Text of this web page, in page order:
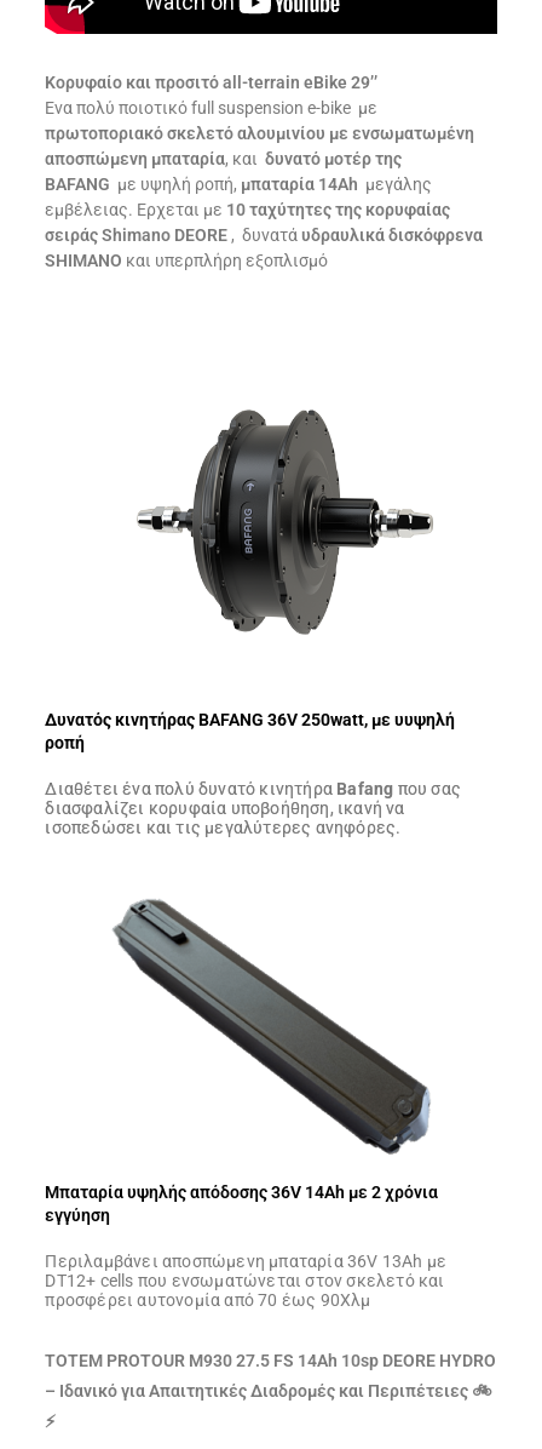
Κορυφαίο και προσιτό all-terrain eBike 29’’
Eνα πολύ ποιοτικό full suspension e-bike με
πρωτοποριακό σκελετό αλουμινίου με ενσωματωμένη
αποσπώμενη μπαταρία, καιδυνατό μοτέρ της
BAFANG με υψηλή ροπή, μπαταρία 14Ah μεγάλης
εμβέλειας. Ερχεται με 10ταχύτητες της κορυφαίας
σειράς Shimano DEORE , δυνατά υδραυλικάδισκόφρενα
SHIMANO και υπερπλήρη εξοπλισμό
Δυνατός κινητήρας BAFANG 36V 250watt, με υυψηλή
ροπή
Διαθέτει ένα πολύ δυνατό κινητήρα Bafang που σας
διασφαλίζει κορυφαία υποβοήθηση, ικανή να
ισοπεδώσει και τις μεγαλύτερες ανηφόρες.
Μπαταρία υψηλής απόδοσης 36V 14Ah με 2 χρόνια
εγγύηση
Περιλαμβάνει αποσπώμενη μπαταρία 36V 13Ah με
DT12+ cells που ενσωματώνεται στον σκελετό και
προσφέρει αυτονομία από 70 έως 90Χλμ
TOTEM PROTOUR M930 27.5 FS 14Ah 10sp DEORE HYDRO
– Ιδανικό για Απαιτητικές Διαδρομές και Περιπέτειες 🚲
⚡